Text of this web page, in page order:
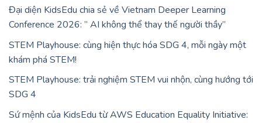
Đại diện KidsEdu chia sẻ về Vietnam Deeper Learning
Conference 2026: ” AI không thể thay thế người thầy”
STEM Playhouse: cùng hiện thực hóa SDG 4, mỗi ngày một
khám phá STEM!
STEM Playhouse: trải nghiệm STEM vui nhộn, cùng hướng tới
SDG 4
Sứ mệnh của KidsEdu từ AWS Education Equality Initiative: